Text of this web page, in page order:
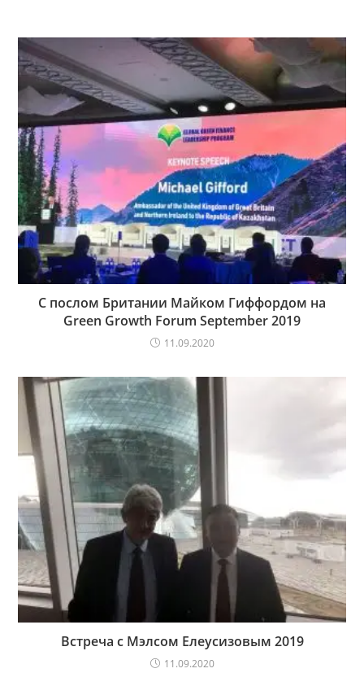
С послом Британии Майком Гиффордом на
Green Growth Forum September 2019
11.09.2020
Встреча с Мэлсом Елеусизовым 2019
11.09.2020